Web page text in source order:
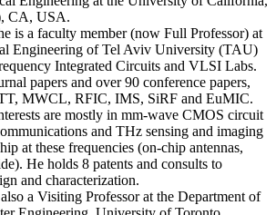
CA, USA.
is a faculty member (now Full Professor) at
Engineering of Tel Aviv University (TAU)
Integrated Circuits and VLSI Labs.
papers and over 90 conference papers,
MWCL, RFIC, IMS, SiRF and EuMIC.
are mostly in mm-wave CMOS circuit
and THz sensing and imaging
at these frequencies (on-chip antennas,
He holds 8 patents and consults to
and characterization.
a Visiting Professor at the Department of